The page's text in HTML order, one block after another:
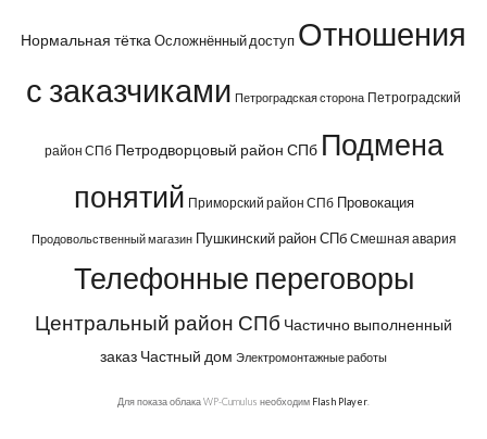
Нормальная тётка Осложнённый доступ Отношения
с заказчиками Петроградская сторона Петроградский
район СПб Петродворцовый район СПб Подмена
понятий Приморский район СПб Провокация
Продовольственный магазин Пушкинский район СПб Смешная авария
Телефонные переговоры
Центральный район СПб Частично выполненный
заказ Частный дом Электромонтажные работы
Для показа облака WP-Cumulus необходим Flash Player